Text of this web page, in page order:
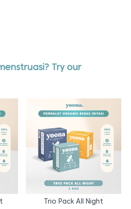
Try our
Trio Pack All Night